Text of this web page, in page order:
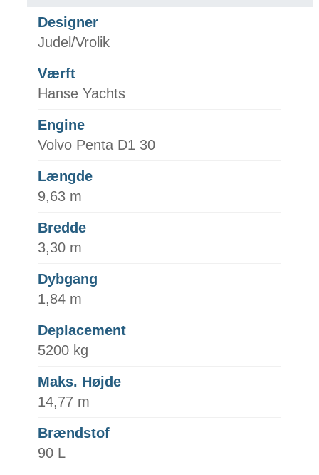
Designer
Judel/Vrolik
Værft
Hanse Yachts
Engine
Volvo Penta D1 30
Længde
9,63 m
Bredde
3,30 m
Dybgang
1,84 m
Deplacement
5200 kg
Maks. Højde
14,77 m
Brændstof
90 L